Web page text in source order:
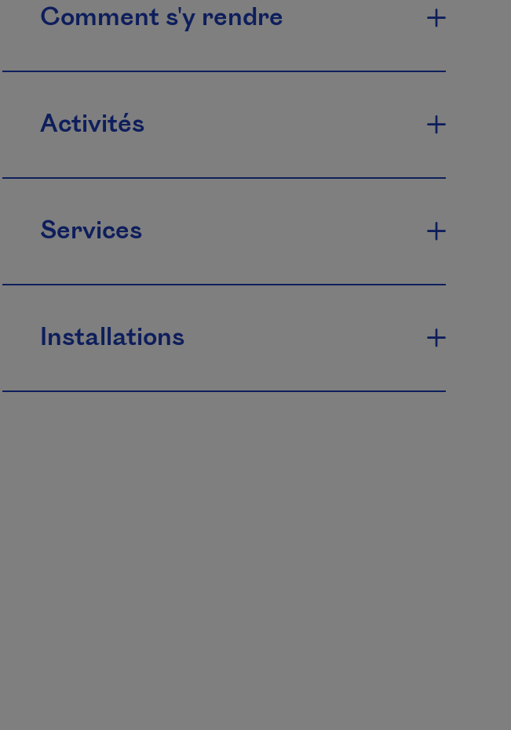
Comment s'y rendre
Activités
Services
Installations